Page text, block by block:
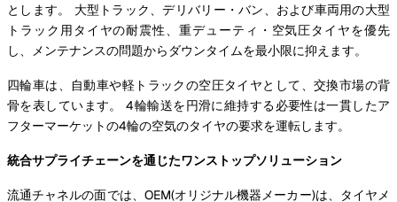
とします。 大型トラック、デリバリー・バン、および車両用の大型
トラック用タイヤの耐震性、重デューティ・空気圧タイヤを優先
し、メンテナンスの問題からダウンタイムを最小限に抑えます。
四輪車は、自動車や軽トラックの空圧タイヤとして、交換市場の背
骨を表しています。 4輪輸送を円滑に維持する必要性は一貫したア
フターマーケットの4輪の空気のタイヤの要求を運転します。
統合サプライチェーンを通じたワンストップソリューション
流通チャネルの面では、OEM(オリジナル機器メーカー)は、タイヤメ